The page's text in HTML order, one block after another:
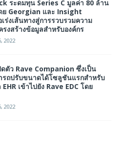
ระดมทุน Series C มูลค่า 80 ล้าน
ย Georgian และ Insight
ร่งเส้นทางสู่การรวบรวมความ
รงสร้างข้อมูลสำหรับองค์กร
2022
ตัว Rave Companion ซึ่งเป็น
ถปรับขนาดได้โซลูชันแรกสำหรับ
เข้าไปยัง Rave EDC โดย
2022